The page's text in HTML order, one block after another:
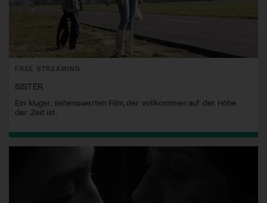
FREE STREAMING
SISTER
Ein kluger, sehenswerten Film, der vollkommen auf der Höhe
der Zeit ist.